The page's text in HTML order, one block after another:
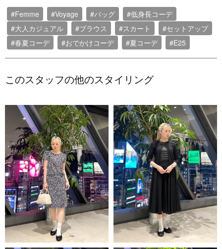
#Femme #Voyage #バッグ
#低身長コーデ
#大人カジュアル
#ブラウス #スカート
#セットアップ
#春夏コーデ
#おでかけコーデ #夏コーデ #E25
このスタッフの他のスタイリング